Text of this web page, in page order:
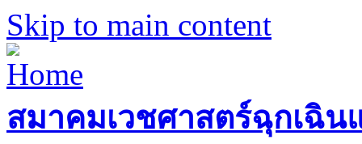
Skip to main content
สมาคมเวชศาสตร์ฉุกเฉิน